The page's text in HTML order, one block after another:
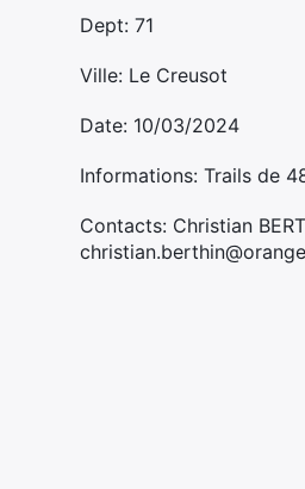
Dept: 71
Ville: Le Creusot
Date: 10/03/2024
Informations: Trails de
Contacts: Christian